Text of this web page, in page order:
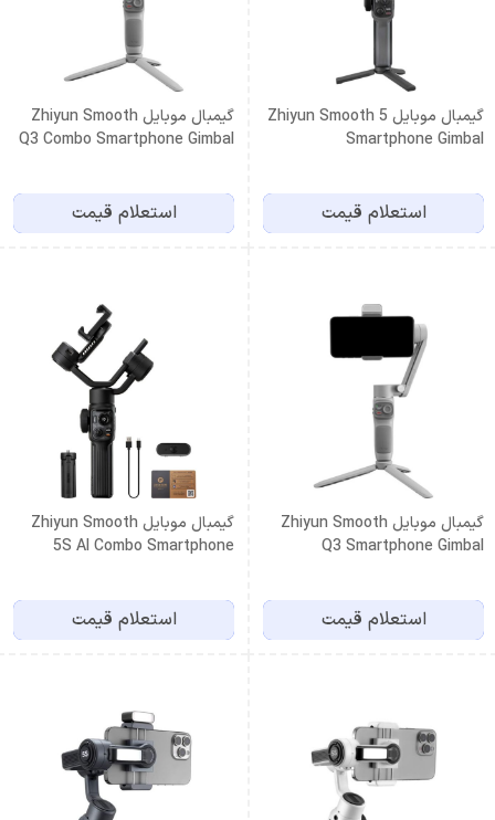
گیمبال موبایل Zhiyun Smooth 5
Smartphone Gimbal
استعلام قیمت
گیمبال موبایل Zhiyun Smooth
Q3 Combo Smartphone Gimbal
استعلام قیمت
گیمبال موبایل Zhiyun Smooth
Q3 Smartphone Gimbal
استعلام قیمت
گیمبال موبایل Zhiyun Smooth
5S AI Combo Smartphone
استعلام قیمت